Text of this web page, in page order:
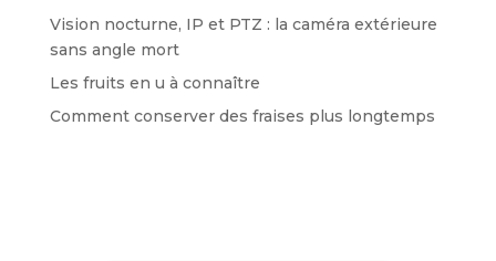
Vision nocturne, IP et PTZ : la caméra extérieure
sans angle mort
Les fruits en u à connaître
Comment conserver des fraises plus longtemps